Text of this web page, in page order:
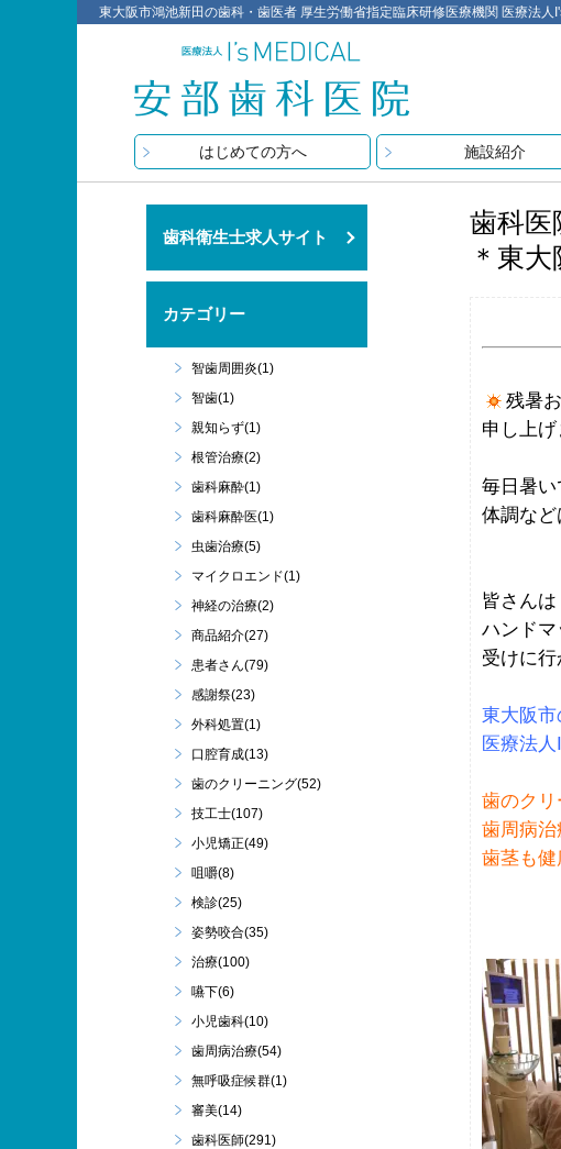
東大阪市鴻池新田の歯科・歯医者 厚生労働省指定臨床研修医療機関 医療法人
はじめての方へ 施設紹介
歯科
＊東
残暑
申し上
毎日暑
体調など
皆さんは
ハンド
受けに
東大阪
医療法
歯のク
歯周病治
歯茎も健
歯科衛生士求人サイト
カテゴリー
智歯周囲炎(1)
智歯(1)
親知らず(1)
根管治療(2)
歯科麻酔(1)
歯科麻酔医(1)
虫歯治療(5)
マイクロエンド(1)
神経の治療(2)
商品紹介(27)
患者さん(79)
感謝祭(23)
外科処置(1)
口腔育成(13)
歯のクリーニング(52)
技工士(107)
小児矯正(49)
咀嚼(8)
検診(25)
姿勢咬合(35)
治療(100)
嚥下(6)
小児歯科(10)
歯周病治療(54)
無呼吸症候群(1)
審美(14)
歯科医師(291)